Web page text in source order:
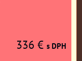
336 € s DPH